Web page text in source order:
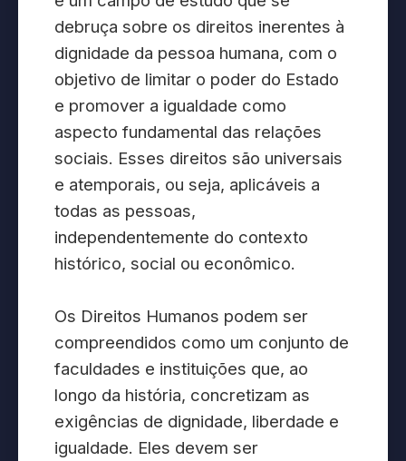
debruça sobre os direitos inerentes à
dignidade da pessoa humana, com o
objetivo de limitar o poder do Estado
e promover a igualdade como
aspecto fundamental das relações
sociais. Esses direitos são universais
e atemporais, ou seja, aplicáveis a
todas as pessoas,
independentemente do contexto
histórico, social ou econômico.
Os Direitos Humanos podem ser
compreendidos como um conjunto de
faculdades e instituições que, ao
longo da história, concretizam as
exigências de dignidade, liberdade e
igualdade. Eles devem ser